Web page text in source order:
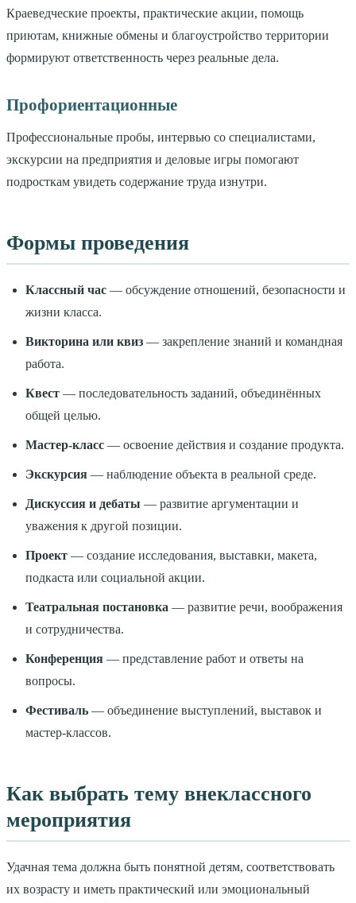
Краеведческие проекты, практические акции, помощь
приютам, книжные обмены и благоустройство территории
формируют ответственность через реальные дела.
Профориентационные
Профессиональные пробы, интервью со специалистами,
экскурсии на предприятия и деловые игры помогают
подросткам увидеть содержание труда изнутри.
Формы проведения
Классный час — обсуждение отношений, безопасности и
жизни класса.
Викторина или квиз — закрепление знаний и командная
работа.
Квест — последовательность заданий, объединённых
общей целью.
Мастер-класс — освоение действия и создание продукта.
Экскурсия — наблюдение объекта в реальной среде.
Дискуссия и дебаты — развитие аргументации и
уважения к другой позиции.
Проект — создание исследования, выставки, макета,
подкаста или социальной акции.
Театральная постановка — развитие речи, воображения
и сотрудничества.
Конференция — представление работ и ответы на
вопросы.
Фестиваль — объединение выступлений, выставок и
мастер-классов.
Как выбрать тему внеклассного
мероприятия
Удачная тема должна быть понятной детям, соответствовать
их возрасту и иметь практический или эмоциональный